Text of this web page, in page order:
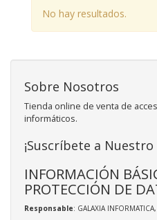
No hay resultados.
Sobre Nosotros
Tienda online de venta de
informáticos.
¡Suscríbete a
INFORMACIÓN
PROTECCIÓN DE
Responsable: GALAXIA